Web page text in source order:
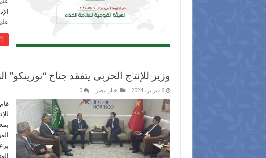
وزير للإنتاج الحربى يتفقد جناح “نورينكو”
6 فبراير، 2024 اخبار مصر 0